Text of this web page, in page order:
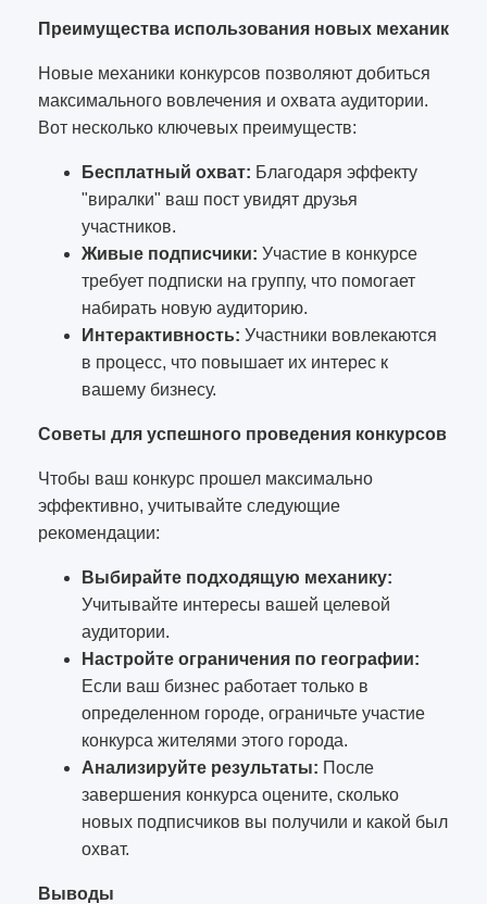
Преимущества использования новых механик
Новые механики конкурсов позволяют добиться
максимального вовлечения и охвата аудитории.
Вот несколько ключевых преимуществ:
Бесплатный охват: Благодаря эффекту
"виралки" ваш пост увидят друзья
участников.
Живые подписчики: Участие в конкурсе
требует подписки на группу, что помогает
набирать новую аудиторию.
Интерактивность: Участники вовлекаются
в процесс, что повышает их интерес к
вашему бизнесу.
Советы для успешного проведения конкурсов
Чтобы ваш конкурс прошел максимально
эффективно, учитывайте следующие
рекомендации:
Выбирайте подходящую механику:
Учитывайте интересы вашей целевой
аудитории.
Настройте ограничения по географии:
Если ваш бизнес работает только в
определенном городе, ограничьте участие
конкурса жителями этого города.
Анализируйте результаты: После
завершения конкурса оцените, сколько
новых подписчиков вы получили и какой был
охват.
Выводы